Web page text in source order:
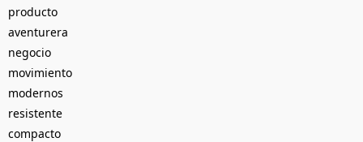
producto
aventurera
negocio
movimiento
modernos
resistente
compacto